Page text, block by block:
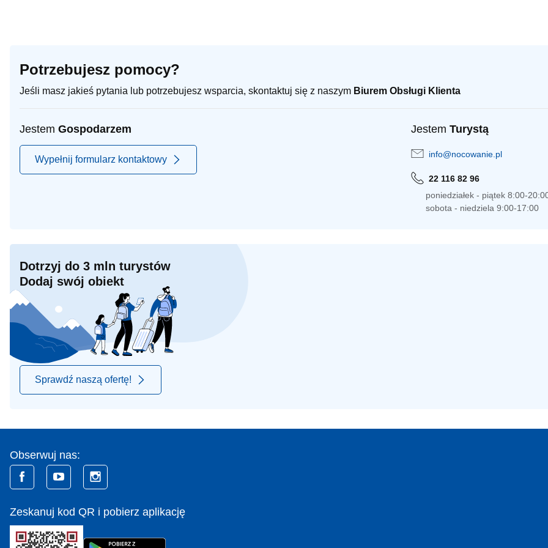
Potrzebujesz pomocy?
Jeśli masz jakieś pytania lub potrzebujesz wsparcia, skontaktuj się z naszym Biurem Obsługi Klienta
Jestem Gospodarzem
Wypełnij formularz kontaktowy
Jestem Turystą
info@nocowanie.pl
22 116 82 96
poniedziałek - piątek 8:00-
sobota - niedziela 9:00-17:00
Dotrzyj do 3 mln turystów
Dodaj swój obiekt
Sprawdź naszą ofertę!
Obserwuj nas:
Zeskanuj kod QR i pobierz aplikację